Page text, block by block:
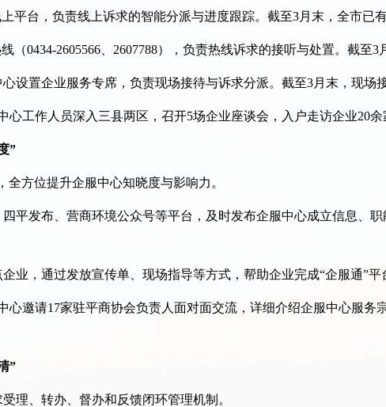
平台，负责线上诉求的智能分派与进度跟踪。截至3月末，全市已
0434-2605566、2607788），负责热线诉求的接听与处置。截至3
置企业服务专席，负责现场接待与诉求分派。截至3月末，现场接
作人员深入三县两区，召开5场企业座谈会，入户走访企业20余
”
方位提升企服中心知晓度与影响力。
发布、营商环境公众号等平台，及时发布企服中心成立信息、职
，通过发放宣传单、现场指导等方式，帮助企业完成“企服通”平
邀请17家驻平商协会负责人面对面交流，详细介绍企服中心服务
”
、转办、督办和反馈闭环管理机制。